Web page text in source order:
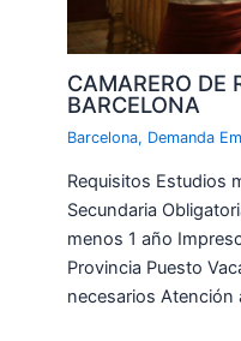
CAMARERO DE
BARCELONA
Barcelona, Demanda
Requisitos Estudios
Secundaria
menos 1 año
Provincia Puesto
necesarios Atención